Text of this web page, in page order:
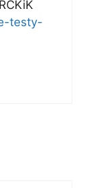
testy-